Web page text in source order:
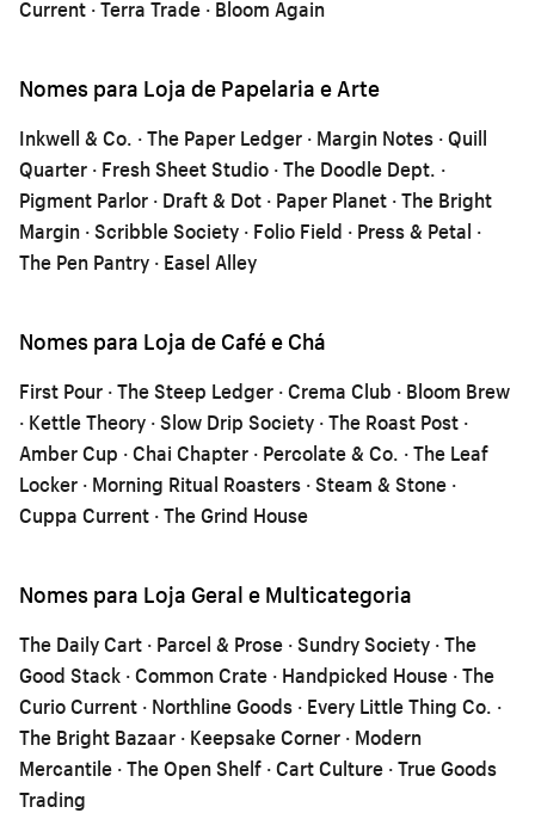
Current · Terra Trade · Bloom Again
Nomes para Loja de Papelaria e Arte
Inkwell & Co. · The Paper Ledger · Margin Notes · Quill
Quarter · Fresh Sheet Studio · The Doodle Dept. ·
Pigment Parlor · Draft & Dot · Paper Planet · The Bright
Margin · Scribble Society · Folio Field · Press & Petal ·
The Pen Pantry · Easel Alley
Nomes para Loja de Café e Chá
First Pour · The Steep Ledger · Crema Club · Bloom Brew
· Kettle Theory · Slow Drip Society · The Roast Post ·
Amber Cup · Chai Chapter · Percolate & Co. · The Leaf
Locker · Morning Ritual Roasters · Steam & Stone ·
Cuppa Current · The Grind House
Nomes para Loja Geral e Multicategoria
The Daily Cart · Parcel & Prose · Sundry Society · The
Good Stack · Common Crate · Handpicked House · The
Curio Current · Northline Goods · Every Little Thing Co. ·
The Bright Bazaar · Keepsake Corner · Modern
Mercantile · The Open Shelf · Cart Culture · True Goods
Trading